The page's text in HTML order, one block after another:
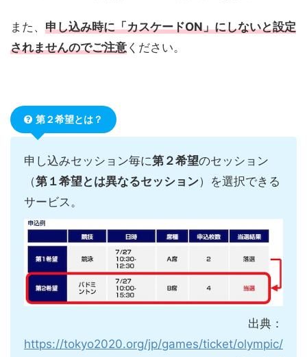
また、 申し込み時に「カスケードON」にしないと設定
されませんのでご注意 ください。
第２希望とは？
申し込みセッション毎に第２希望のセッション
（第１希望とは異なるセッション）を選択できる
サービス。
出典：
https://tokyo2020.org/jp/games/ticket/olympic/